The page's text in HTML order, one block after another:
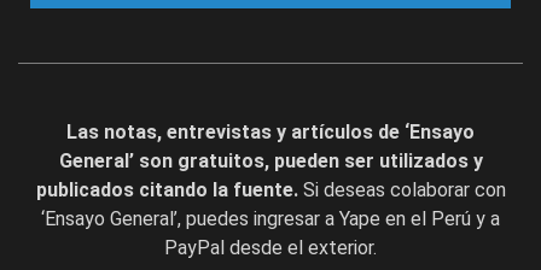
Las notas, entrevistas y artículos de ‘Ensayo
General’ son gratuitos, pueden ser utilizados y
publicados citando la fuente. Si deseas colaborar con
‘Ensayo General’, puedes ingresar a Yape en el Perú y a
PayPal desde el exterior.